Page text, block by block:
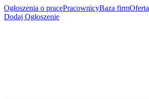
Ogłoszenia o pracęPracownicyBaza firmOferta
Dodaj Ogłoszenie